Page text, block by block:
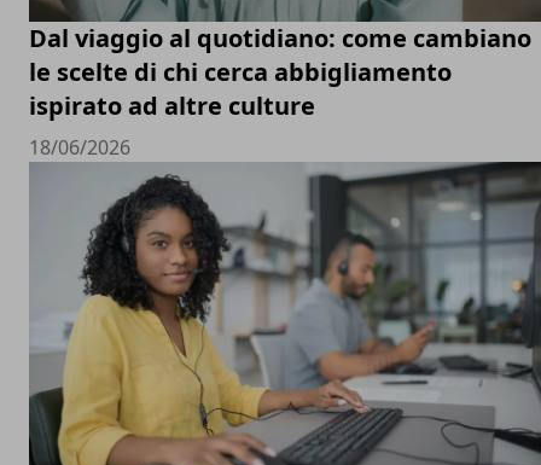
Dal viaggio al quotidiano: come cambiano
le scelte di chi cerca abbigliamento
ispirato ad altre culture
18/06/2026